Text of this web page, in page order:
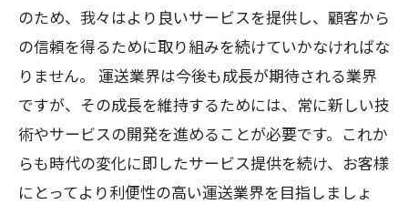
のため、我々はより良いサービスを提供し、顧客から
の信頼を得るために取り組みを続けていかなければな
りません。 運送業界は今後も成長が期待される業界
ですが、その成長を維持するためには、常に新しい技
術やサービスの開発を進めることが必要です。これか
らも時代の変化に即したサービス提供を続け、お客様
にとってより利便性の高い運送業界を目指しましょ